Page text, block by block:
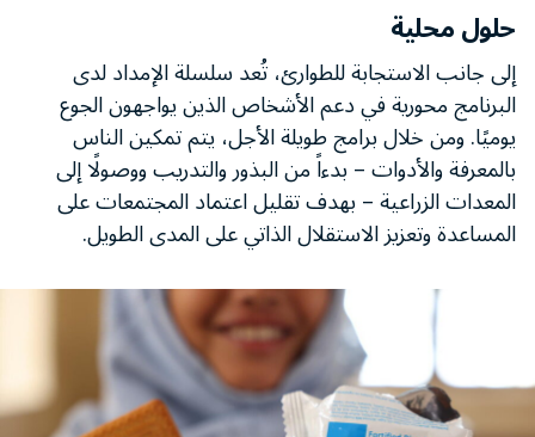
حلول محلية
إلى جانب الاستجابة للطوارئ، تُعد سلسلة الإمداد لدى
البرنامج محورية في دعم الأشخاص الذين يواجهون الجوع
يوميًا. ومن خلال برامج طويلة الأجل، يتم تمكين الناس
بالمعرفة والأدوات – بدءاً من البذور والتدريب ووصولًا إلى
المعدات الزراعية – بهدف تقليل اعتماد المجتمعات على
المساعدة وتعزيز الاستقلال الذاتي على المدى الطويل.